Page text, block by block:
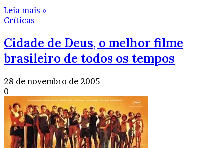
Leia mais »
Críticas
Cidade de Deus, o melhor filme
brasileiro de todos os tempos
28 de novembro de 2005
0